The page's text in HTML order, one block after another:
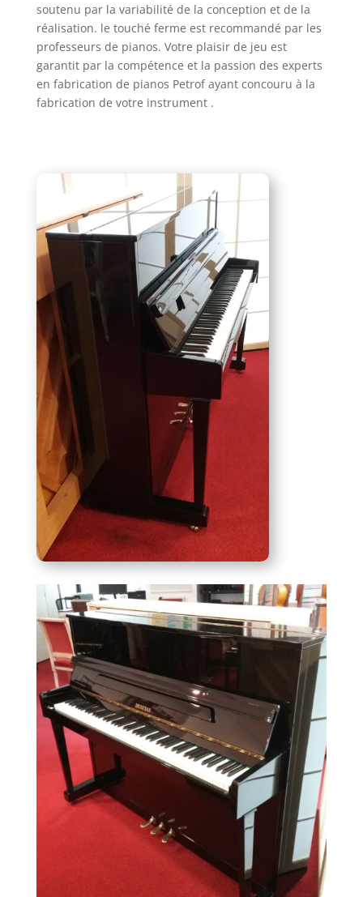
soutenu par la variabilité de la conception et de la
réalisation. le touché ferme est recommandé par les
professeurs de pianos. Votre plaisir de jeu est
garantit par la compétence et la passion des experts
en fabrication de pianos Petrof ayant concouru à la
fabrication de votre instrument .